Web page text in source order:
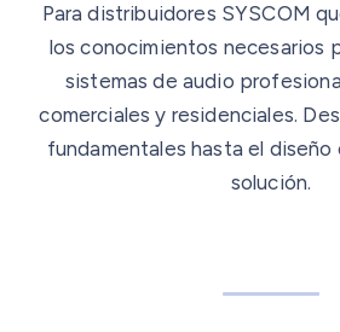
Para distribuidores SYSCOM
los conocimientos necesarios
sistemas de audio
comerciales y residenciales.
fundamentales hasta el
solución.